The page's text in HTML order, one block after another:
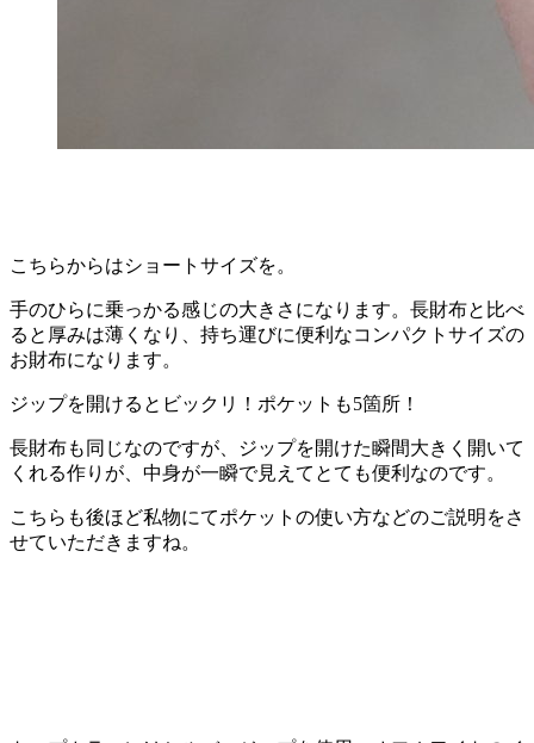
こちらからはショートサイズを。
手のひらに乗っかる感じの大きさになります。長財布と比べ
ると厚みは薄くなり、持ち運びに便利なコンパクトサイズの
お財布になります。
ジップを開けるとビックリ！ポケットも5箇所！
長財布も同じなのですが、ジップを開けた瞬間大きく開いて
くれる作りが、中身が一瞬で見えてとても便利なのです。
こちらも後ほど私物にてポケットの使い方などのご説明をさ
せていただきますね。